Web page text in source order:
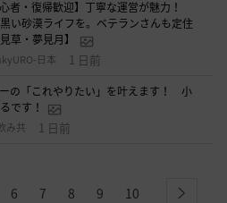
者・復帰歓迎】丁寧な運営が魅力！
い砂漠ライフを。ベテランさんも定住
草・夢見月】
日本 1 日前
の「これやりたい」を叶えます！ 小
です！
み共 1 日前
6 7 8 9 10 next